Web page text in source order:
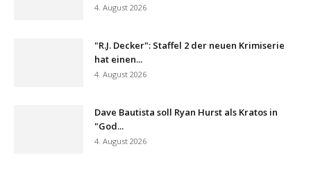
4. August 2026
"R.J. Decker": Staffel 2 der neuen Krimiserie
hat einen...
4. August 2026
Dave Bautista soll Ryan Hurst als Kratos in
"God...
4. August 2026